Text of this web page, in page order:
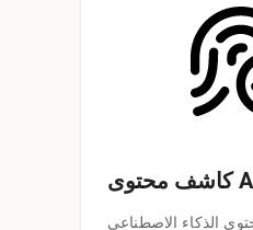
الذكاء الاصطناعي